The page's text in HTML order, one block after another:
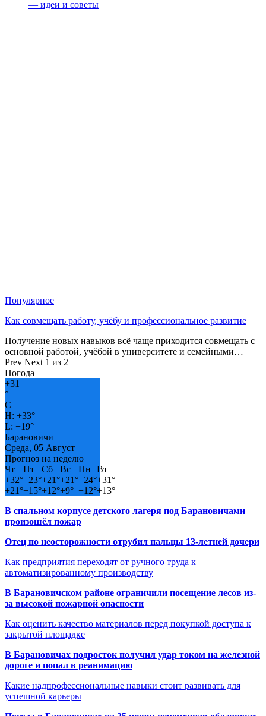
— идеи и советы
Популярное
Как совмещать работу, учёбу и профессиональное развитие
Получение новых навыков всё чаще приходится совмещать с
основной работой, учёбой в университете и семейными…
Prev Next 1 из 2
Погода
+31
°
C
H: +33°
L: +19°
Барановичи
Среда, 05 Август
Прогноз на неделю
Чт
Пт Сб Вс Пн
Вт
+32°+23°+21°+21°+24°+31°
+21°+15°+12°+9° +12°+13°
В спальном корпусе детского лагеря под Барановичами
произошёл пожар
Отец по неосторожности отрубил пальцы 13-летней дочери
Как предприятия переходят от ручного труда к
автоматизированному производству
В Барановичском районе ограничили посещение лесов из-
за высокой пожарной опасности
Как оценить качество материалов перед покупкой доступа к
закрытой площадке
В Барановичах подросток получил удар током на железной
дороге и попал в реанимацию
Какие надпрофессиональные навыки стоит развивать для
успешной карьеры